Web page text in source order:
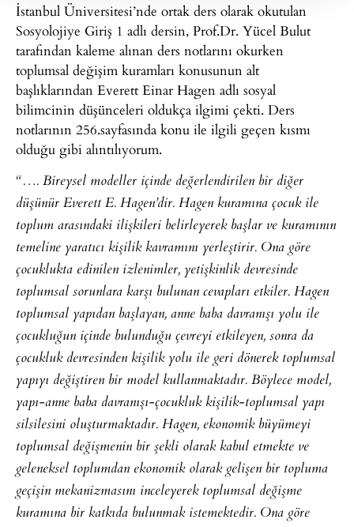
İstanbul Üniversitesi’nde ortak ders olarak okutulan
Sosyolojiye Giriş 1 adlı dersin, Prof.Dr. Yücel Bulut
tarafından kaleme alınan ders notlarını okurken
toplumsal değişim kuramları konusunun alt
başlıklarından Everett Einar Hagen adlı sosyal
bilimcinin düşünceleri oldukça ilgimi çekti. Ders
notlarının 256.sayfasında konu ile ilgili geçen kısmı
olduğu gibi alıntılıyorum.
“…. Bireysel modeller içinde değerlendirilen bir diğer
düşünür Everett E. Hagen’dir. Hagen kuramına çocuk ile
toplum arasındaki ilişkileri belirleyerek başlar ve kuramının
temeline yaratıcı kişilik kavramını yerleştirir. Ona göre
çocuklukta edinilen izlenimler, yetişkinlik devresinde
toplumsal sorunlara karşı bulunan cevapları etkiler. Hagen
toplumsal yapıdan başlayan, anne baba davranışı yolu ile
çocukluğun içinde bulunduğu çevreyi etkileyen, sonra da
çocukluk devresinden kişilik yolu ile geri dönerek toplumsal
yapıyı değiştiren bir model kullanmaktadır. Böylece model,
yapı-anne baba davranışı-çocukluk kişilik-toplumsal yapı
silsilesini oluşturmaktadır. Hagen, ekonomik büyümeyi
toplumsal değişmenin bir şekli olarak kabul etmekte ve
geleneksel toplumdan ekonomik olarak gelişen bir topluma
geçişin mekanizmasını inceleyerek toplumsal değişme
kuramına bir katkıda bulunmak istemektedir. Ona göre